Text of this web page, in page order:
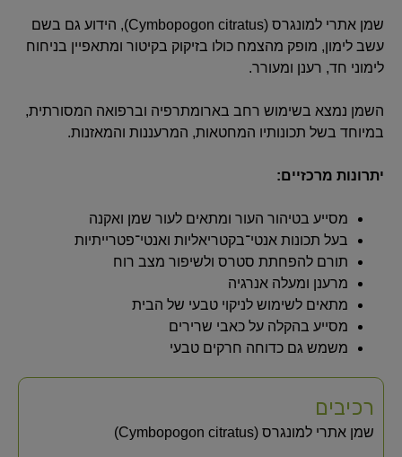
שמן אתרי למונגרס (Cymbopogon citratus), הידוע גם בשם
עשב לימון, מופק מהצמח כולו בזיקוק בקיטור ומתאפיין בניחוח
לימוני חד, רענן ומעורר.
השמן נמצא בשימוש רחב בארומתרפיה וברפואה המסורתית,
במיוחד בשל תכונותיו המחטאות, המרעננות והמאזנות.
יתרונות מרכזיים:
מסייע בטיהור העור ומתאים לעור שמן ואקנה
בעל תכונות אנטי־בקטריאליות ואנטי־פטרייתיות
תורם להפחתת סטרס ולשיפור מצב רוח
מרענן ומעלה אנרגיה
מתאים לשימוש לניקוי טבעי של הבית
מסייע בהקלה על כאבי שרירים
משמש גם כדוחה חרקים טבעי
רכיבים
שמן אתרי למונגרס (Cymbopogon citratus)